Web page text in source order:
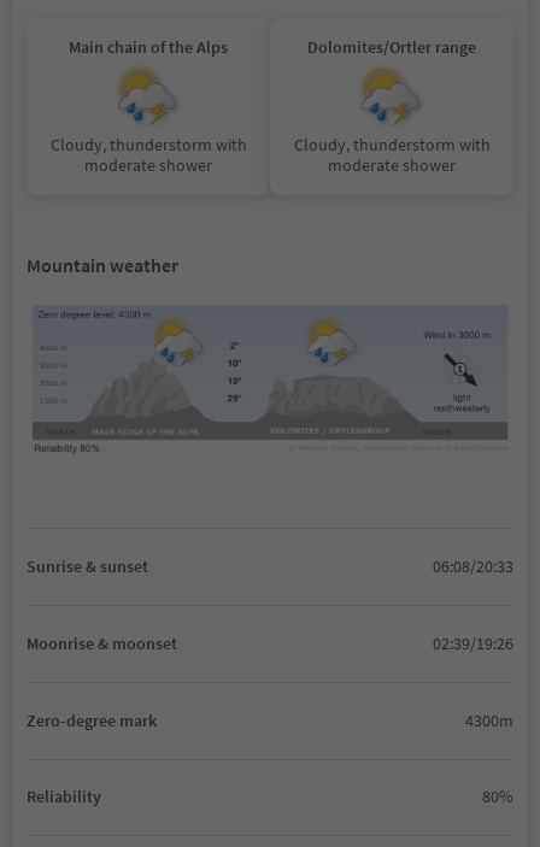
Main chain of the Alps
Cloudy, thunderstorm with
moderate shower
Dolomites/Ortler range
Cloudy, thunderstorm with
moderate shower
Mountain weather
Sunrise & sunset 06:08/20:33
Moonrise & moonset 02:39/19:26
Zero-degree mark 4300m
Reliability 80%